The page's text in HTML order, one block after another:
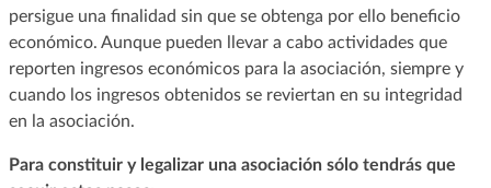
persigue una finalidad sin que se obtenga por ello beneficio
económico. Aunque pueden llevar a cabo actividades que
reporten ingresos económicos para la asociación, siempre y
cuando los ingresos obtenidos se reviertan en su integridad
en la asociación.
Para constituir y legalizar una asociación sólo tendrás que